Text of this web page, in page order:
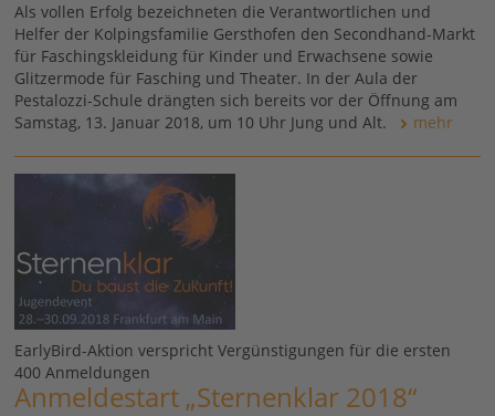
Als vollen Erfolg bezeichneten die Verantwortlichen und
Helfer der Kolpingsfamilie Gersthofen den Secondhand-Markt
für Faschingskleidung für Kinder und Erwachsene sowie
Glitzermode für Fasching und Theater. In der Aula der
Pestalozzi-Schule drängten sich bereits vor der Öffnung am
Samstag, 13. Januar 2018, um 10 Uhr Jung und Alt.
mehr
EarlyBird-Aktion verspricht Vergünstigungen für die ersten
400 Anmeldungen
Anmeldestart „Sternenklar 2018“